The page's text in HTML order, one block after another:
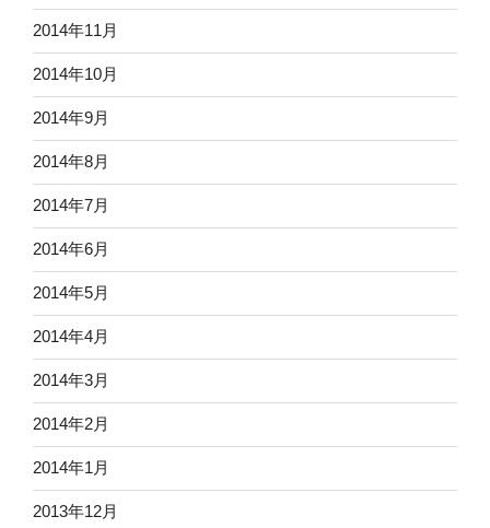
2014年11月
2014年10月
2014年9月
2014年8月
2014年7月
2014年6月
2014年5月
2014年4月
2014年3月
2014年2月
2014年1月
2013年12月